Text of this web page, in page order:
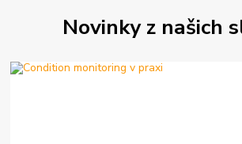
Novinky z našich